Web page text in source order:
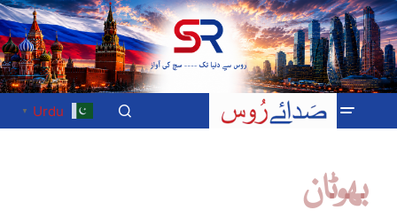
Urdu
▼
بھوٹان